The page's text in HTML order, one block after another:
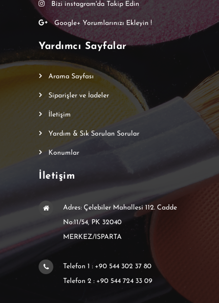
Bizi instagram'da Takip Edin
Google+ Yorumlarınızı Ekleyin !
Yardımcı Sayfalar
Arama Sayfası
Siparişler ve İadeler
İletişim
Yardım & Sık Sorulan Sorular
Konumlar
İletişim
Adres: Çelebiler Mahallesi 112. Cadde
No:11/54, PK 32040
MERKEZ/ISPARTA
Telefon 1 : +90 544 302 37 80
Telefon 2 : +90 544 724 33 09